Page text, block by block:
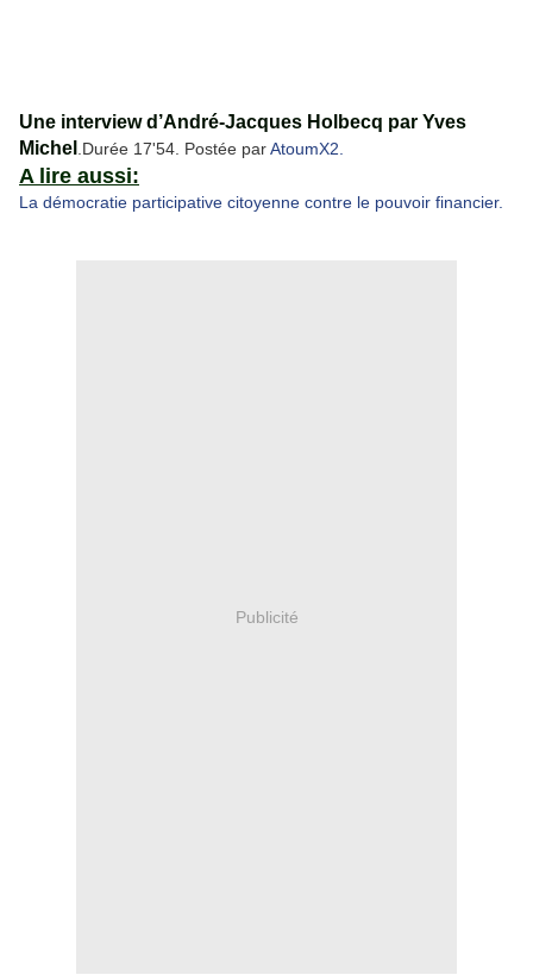
Une interview d’André-Jacques Holbecq par Yves
Michel .Durée 17'54. Postée parAtoumX2.
A lire aussi:
La démocratie participative citoyenne contre le pouvoir financier.
Publicité